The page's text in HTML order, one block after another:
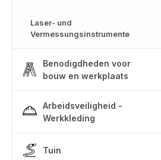
Laser- und
Vermessungsinstrumente
Benodigdheden voor
bouw en werkplaats
Arbeidsveiligheid -
Werkkleding
Tuin